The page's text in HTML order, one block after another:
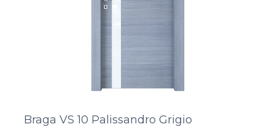
Braga VS 10 Palissandro Grigio